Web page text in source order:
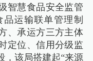
智慧食品安全监管
运输联单管理制
、承运方三方主体
定位、信用分级监
，该局搭建起“来源